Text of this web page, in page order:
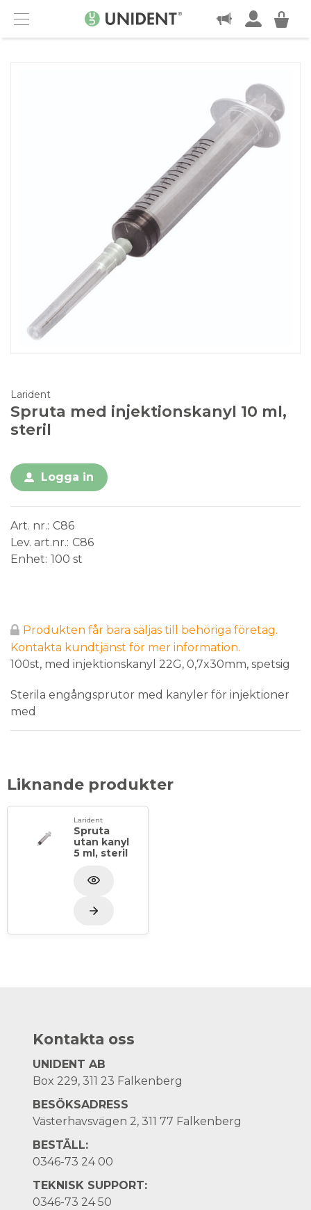
Menu
KONTAKT
Larident
Spruta med injektionskanyl 10 ml,
steril
Logga in
Art. nr. C86
Lev. art.nr. C86
Enhet 100 st
Produkten får bara säljas till behöriga företag.
Kontakta kundtjänst för mer information.
100st, med injektionskanyl 22G, 0,7x30mm, spetsig
Sterila engångsprutor med kanyler för injektioner
med
Liknande produkter
Larident
Spruta
utan kanyl
5 ml, steril
Kontakta oss
UNIDENT AB
Box 229, 311 23 Falkenberg
BESÖKSADRESS
Västerhavsvägen 2, 311 77 Falkenberg
BESTÄLL:
0346-73 24 00
TEKNISK SUPPORT:
0346-73 24 50